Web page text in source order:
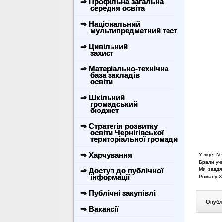
⇒ Профільна загальна
середня освіта
⇒ Національний
мультипредметний тест
⇒ Цивільний
захист
⇒ Матеріально-технічна
база закладів
освіти
⇒ Шкільний
громадський
бюджет
⇒ Стратегія розвитку
освіти Чернігівської
територіальної громади
⇒ Харчування
⇒ Доступ до публічної
інформації
⇒ Публічні закупівлі
⇒ Вакансії
У ліцеї
Брали
Ми
Роману